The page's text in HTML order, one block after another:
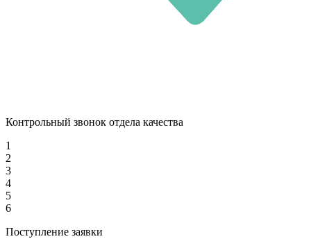
Контрольный звонок отдела качества
1
2
3
4
5
6
Поступление заявки